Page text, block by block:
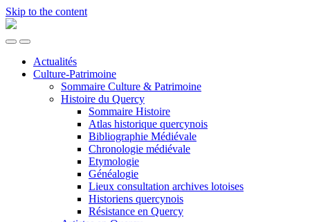
Skip to the content
Quercy.net
Toggle
mobile
menu
Toggle
the
search
field
Actualités
Culture-Patrimoine
Sommaire Culture & Patrimoine
Histoire du Quercy
Sommaire Histoire
Atlas historique quercynois
Bibliographie Médiévale
Chronologie médiévale
Etymologie
Généalogie
Lieux consultation archives lotoises
Historiens quercynois
Résistance en Quercy